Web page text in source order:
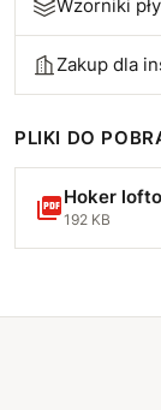
Wzorniki
Zakup dla
PLIKI DO
Hoker
192 KB